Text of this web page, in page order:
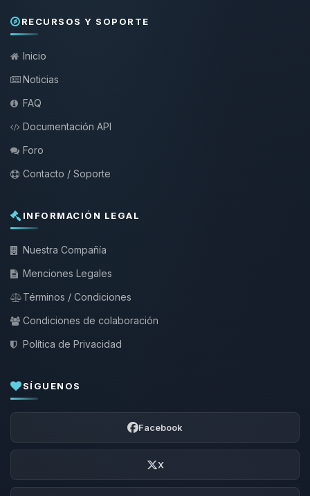
RECURSOS Y SOPORTE
Inicio
Noticias
FAQ
Documentación API
Foro
Contacto / Soporte
INFORMACIÓN LEGAL
Nuestra Compañía
Menciones Legales
Términos / Condiciones
Condiciones de colaboración
Política de Privacidad
SÍGUENOS
Facebook
X